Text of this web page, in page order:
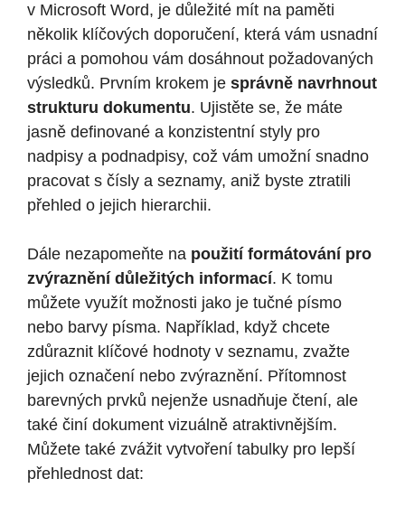
v Microsoft Word, je důležité mít na paměti
několik klíčových doporučení, která vám usnadní
práci a pomohou vám dosáhnout požadovaných
výsledků. Prvním krokem je správně navrhnout
strukturu dokumentu. Ujistěte se, že máte
jasně definované a konzistentní styly pro
nadpisy a podnadpisy, což vám umožní snadno
pracovat s čísly a seznamy, aniž byste ztratili
přehled o jejich hierarchii.
Dále nezapomeňte na použití formátování pro
zvýraznění důležitých informací. K tomu
můžete využít možnosti jako je tučné písmo
nebo barvy písma. Například, když chcete
zdůraznit klíčové hodnoty v seznamu, zvažte
jejich označení nebo zvýraznění. Přítomnost
barevných prvků nejenže usnadňuje čtení, ale
také činí dokument vizuálně atraktivnějším.
Můžete také zvážit vytvoření tabulky pro lepší
přehlednost dat: